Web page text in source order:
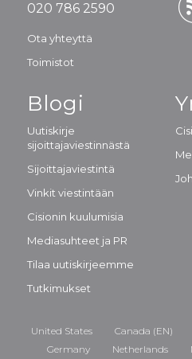
020 786 2590
Ota yhteyttä
Toimistot
Blogi
Uutiskirje
sijoittajaviestinnästä
Sijoittajaviestintä
Vinkit viestintään
Cisionin kuulumisia
Mediasuhteet ja PR
Tilaa uutiskirjeemme
Tutkimukset
United States Canada (EN)
Germany
Netherlands